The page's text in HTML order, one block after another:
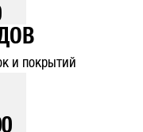
и покрытий